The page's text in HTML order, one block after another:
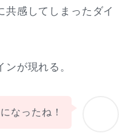
共感してしまったダイ
が現れる。
なったね！